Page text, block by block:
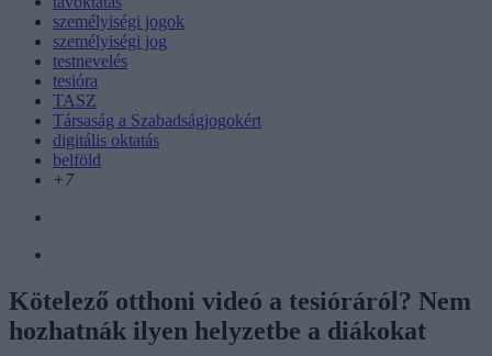
személyiségi jogok
személyiségi jog
testnevelés
tesióra
TASZ
Társaság a Szabadságjogokért
digitális oktatás
belföld
+7
Kötelező otthoni videó a tesióráról? Nem
hozhatnák ilyen helyzetbe a diákokat